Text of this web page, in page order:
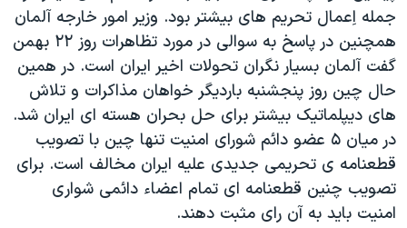
جمله اِعمال تحريم های بيشتر بود. وزير امور خارجه آلمان
همچنين در پاسخ به سوالی در مورد تظاهرات روز ۲۲ بهمن
گفت آلمان بسيار نگران تحولات اخير ايران است. در همين
حال چين روز پنجشنبه بارديگر خواهان مذاکرات و تلاش
های ديپلماتيک بيشتر برای حل بحران هسته ای ايران شد.
در ميان ۵ عضو دائم شورای امنيت تنها چين با تصويب
قطعنامه ی تحريمی جديدی عليه ايران مخالف است. برای
تصويب چنين قطعنامه ای تمام اعضاء دائمی شواری
امنيت بايد به آن رای مثبت دهند.